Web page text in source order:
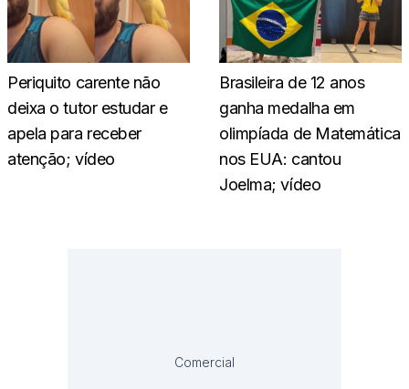
Periquito carente não
deixa o tutor estudar e
apela para receber
atenção; vídeo
Brasileira de 12 anos
ganha medalha em
olimpíada de Matemática
nos EUA: cantou
Joelma; vídeo
Comercial